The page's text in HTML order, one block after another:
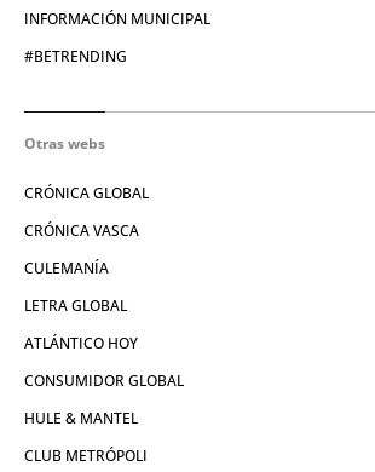
INFORMACIÓN MUNICIPAL
#BETRENDING
Otras webs
CRÓNICA GLOBAL
CRÓNICA VASCA
CULEMANÍA
LETRA GLOBAL
ATLÁNTICO HOY
CONSUMIDOR GLOBAL
HULE & MANTEL
CLUB METRÓPOLI